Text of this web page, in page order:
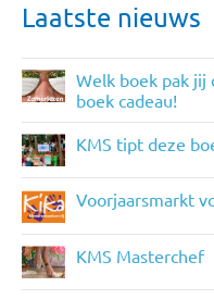
Laatste nieuws
Welk boek pak jij
boek cadeau!
KMS tipt deze
Voorjaarsmarkt
KMS Masterchef